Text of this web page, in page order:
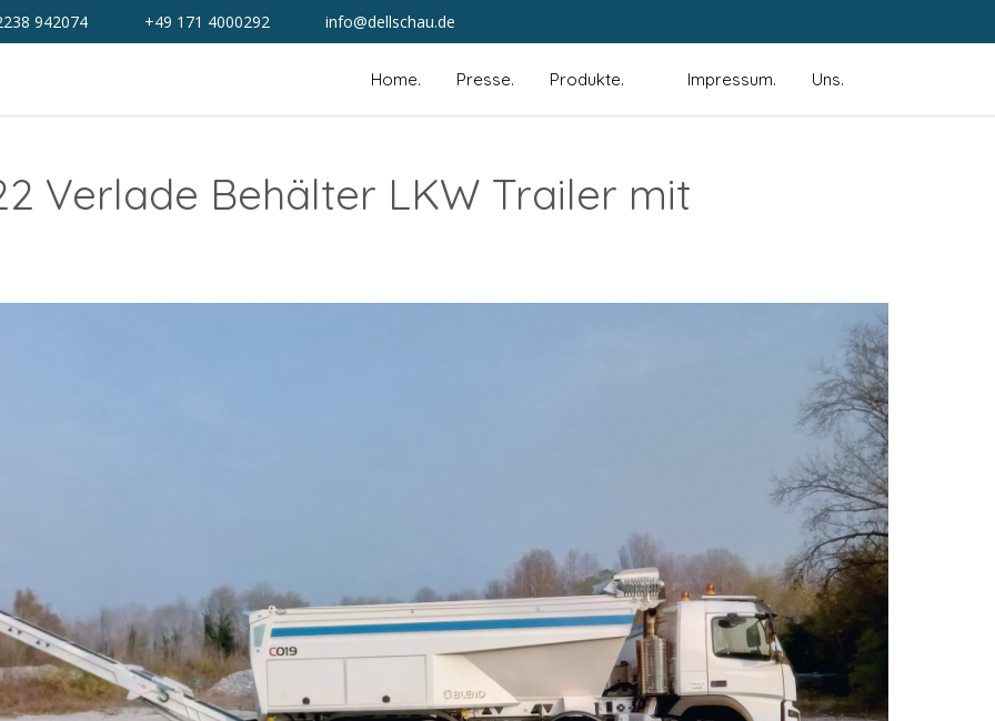
942074 +49 171 4000292 info@dellschau.de
Home. Presse. Produkte. Impressum. Uns.
Verlade Behälter LKW Trailer mit